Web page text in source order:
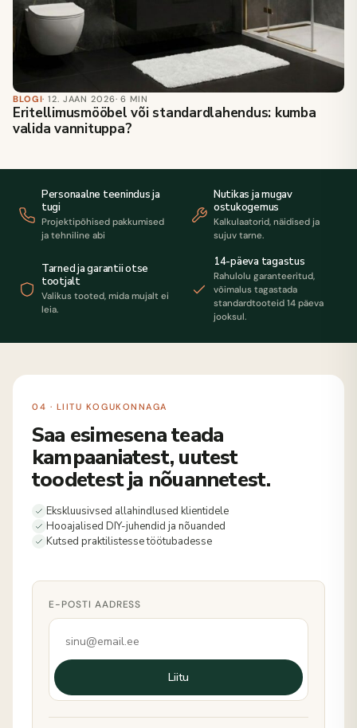
BLOGI· 12. JAAN 2026· 6 MIN
Eritellimusmööbel või standardlahendus: kumba
valida vannituppa?
Personaalne teenindus ja
tugi
Projektipõhised pakkumised
ja tehniline abi
Nutikas ja mugav
ostukogemus
Kalkulaatorid, näidised ja
sujuv tarne.
Tarned ja garantii otse
tootjalt
Valikus tooted, mida mujalt ei
leia.
14-päeva tagastus
Rahulolu garanteeritud,
võimalus tagastada
standardtooteid 14 päeva
jooksul.
04 · LIITU KOGUKONNAGA
Saa esimesena teada
kampaaniatest, uutest
toodetest ja nõuannetest.
Ekskluusivsed allahindlused klientidele
Hooajalised DIY-juhendid ja nõuanded
Kutsed praktilistesse töötubadesse
E-POSTI AADRESS
Liitu